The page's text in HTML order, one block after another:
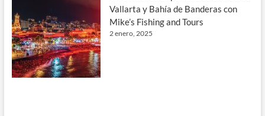
Vallarta y Bahía de Banderas con
Mike’s Fishing and Tours
2 enero, 2025